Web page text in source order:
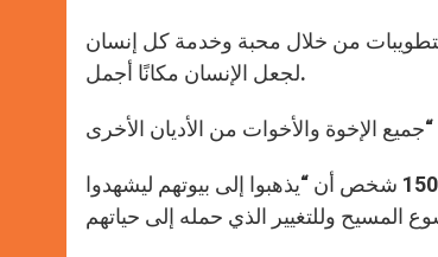
من خلال محبة وخدمة كل إنسان
لجعل الإنسان مكانًا أجمل.
ووجه رئيس الأساقفة تحديًا لكل المشاركين في المؤتمر والذين قارب عددهم الـ 1500 شخص أن “يذهبوا إلى بيوتهم ليشهدوا